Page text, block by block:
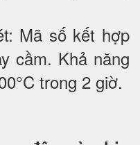
Mã số kết hợp
cầm. Khả năng
trong 2 giờ.